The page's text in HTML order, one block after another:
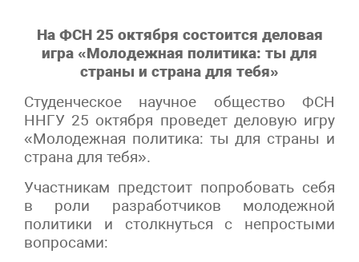
На ФСН 25 октября состоится деловая
игра «Молодежная политика: ты для
страны и страна для тебя»
Студенческое научное общество ФСН
ННГУ 25 октября проведет деловую игру
«Молодежная политика: ты для страны и
страна для тебя».
Участникам предстоит попробовать себя
в роли разработчиков молодежной
политики и столкнуться с непростыми
вопросами: